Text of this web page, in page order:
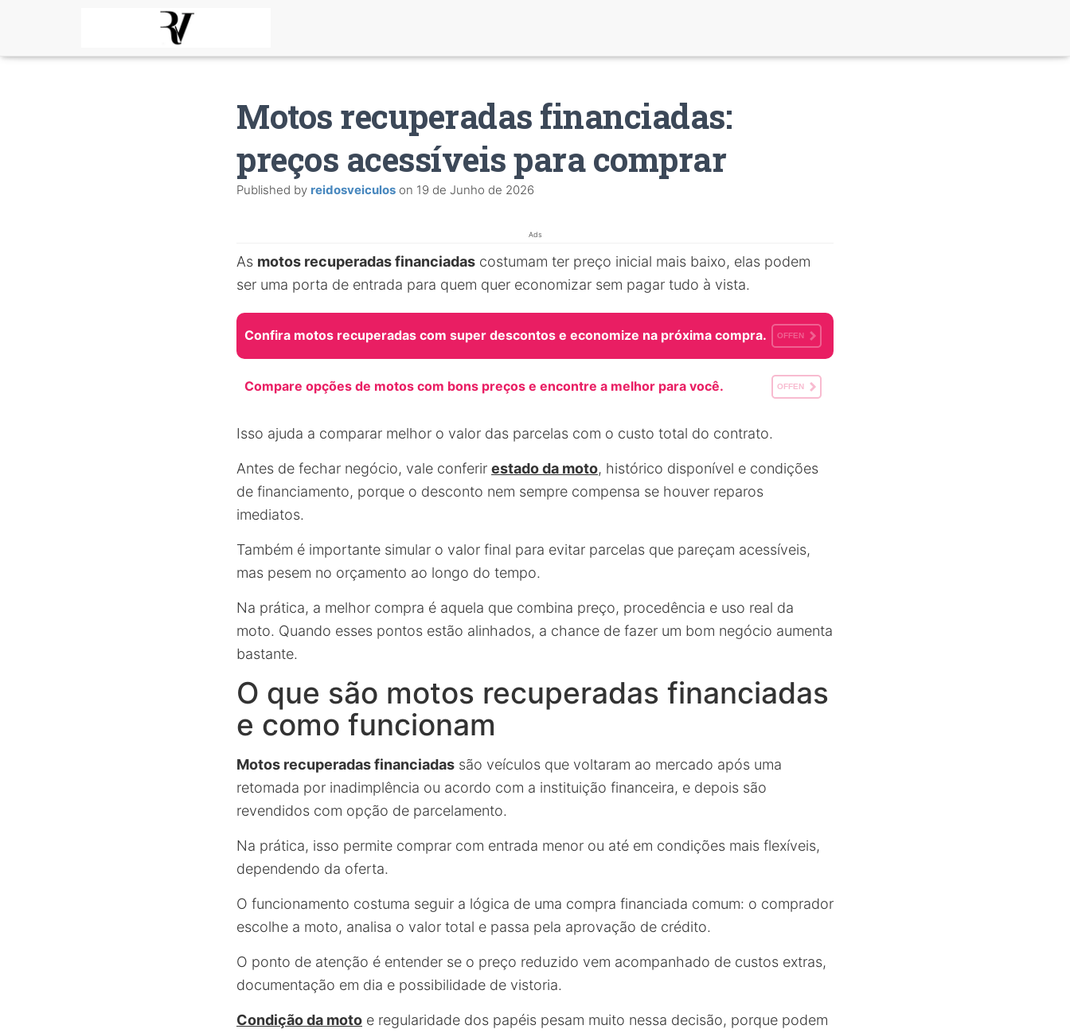
Motos recuperadas financiadas:
preços acessíveis para comprar
Published by reidosveiculos on 19 de Junho de 2026
Ads
As motos recuperadas financiadas costumam ter preço inicial mais baixo, elas podem
ser uma porta de entrada para quem quer economizar sem pagar tudo à vista.
Confira motos recuperadas com super descontos e economize na próxima compra. OFFEN
Compare opções de motos com bons preços e encontre a melhor para você. OFFEN
Isso ajuda a comparar melhor o valor das parcelas com o custo total do contrato.
Antes de fechar negócio, vale conferir estado da moto, histórico disponível e condições
de financiamento, porque o desconto nem sempre compensa se houver reparos
imediatos.
Também é importante simular o valor final para evitar parcelas que pareçam acessíveis,
mas pesem no orçamento ao longo do tempo.
Na prática, a melhor compra é aquela que combina preço, procedência e uso real da
moto. Quando esses pontos estão alinhados, a chance de fazer um bom negócio aumenta
bastante.
O que são motos recuperadas financiadas
e como funcionam
Motos recuperadas financiadas são veículos que voltaram ao mercado após uma
retomada por inadimplência ou acordo com a instituição financeira, e depois são
revendidos com opção de parcelamento.
Na prática, isso permite comprar com entrada menor ou até em condições mais flexíveis,
dependendo da oferta.
O funcionamento costuma seguir a lógica de uma compra financiada comum: o comprador
escolhe a moto, analisa o valor total e passa pela aprovação de crédito.
O ponto de atenção é entender se o preço reduzido vem acompanhado de custos extras,
documentação em dia e possibilidade de vistoria.
Condição da moto e regularidade dos papéis pesam muito nessa decisão, porque podem